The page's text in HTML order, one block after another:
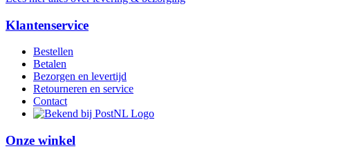
Klantenservice
Bestellen
Betalen
Bezorgen en levertijd
Retourneren en service
Contact
Onze winkel